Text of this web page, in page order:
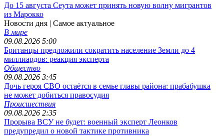
До 15 августа Сеута может принять новую волну мигрантов
из Марокко
Новости дня | Самое актуальное
В мире
09.08.2026 5:00
Британцы предложили сократить население Земли до 4
миллиардов: реакция эксперта
Общество
09.08.2026 3:45
Дочь героя СВО остаётся в семье главы района: прабабушка
не может добиться правосудия
Происшествия
09.08.2026 2:35
Прорыва ВСУ не будет: военный эксперт Леонков
предупредил о новой тактике противника